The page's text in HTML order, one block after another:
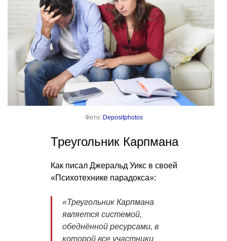
Фото: Depositphotos
Треугольник Карпмана
Как писал Джеральд Уикс в своей
«Психотехнике парадокса»:
«Треугольник Карпмана
является системой,
обеднённой ресурсами, в
которой все участники